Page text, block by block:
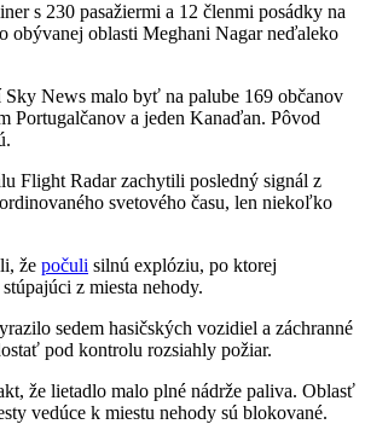
s 230 pasažiermi a 12 členmi posádky na
obývanej oblasti Meghani Nagar neďaleko
News malo byť na palube 169 občanov
Portugalčanov a jeden Kanaďan. Pôvod
Flight Radar zachytili posledný signál z
svetového času, len niekoľko
že počuli silnú explóziu, po ktorej
z miesta nehody.
sedem hasičských vozidiel a záchranné
pod kontrolu rozsiahly požiar.
že lietadlo malo plné nádrže paliva. Oblasť
vedúce k miestu nehody sú blokované.